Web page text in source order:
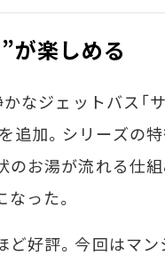
が楽しめる
なジェットバス「
追加。シリーズの
のお湯が流れる仕
った。
好評。今回はマ